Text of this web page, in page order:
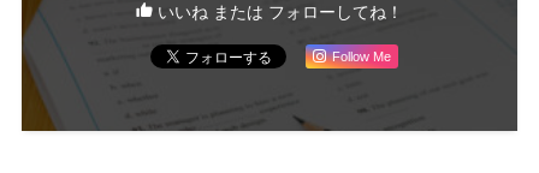
いいね または フォローしてね！
Follow Me